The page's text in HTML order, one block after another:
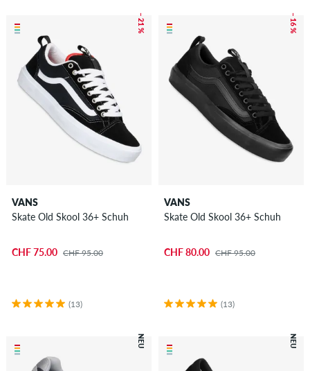
– 21 %
VANS
Skate Old Skool 36+ Schuh
CHF 75.00 CHF 95.00
(13)
– 16 %
VANS
Skate Old Skool 36+ Schuh
CHF 80.00 CHF 95.00
(13)
NEU NEU